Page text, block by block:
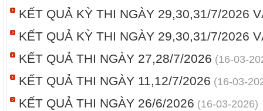
KẾT QUẢ KỲ THI NGÀY 29,30,31/7/2026
KẾT QUẢ KỲ THI NGÀY 29,30,31/7/2026
KẾT QUẢ THI NGÀY 27,28/7/2026 (16-03-
KẾT QUẢ THI NGÀY 11,12/7/2026 (16-03-
KẾT QUẢ THI NGÀY 26/6/2026 (16-03-2026)